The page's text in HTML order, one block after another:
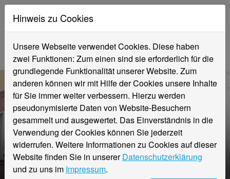
Prof. Dr. Beate Küpper
Gruppen und Konfliktsituationen
Hinweis zu Cookies
Unsere Webseite verwendet Cookies. Diese haben
zwei Funktionen: Zum einen sind sie erforderlich für die
grundlegende Funktionalität unserer Website. Zum
anderen können wir mit Hilfe der Cookies unsere Inhalte
für Sie immer weiter verbessern. Hierzu werden
pseudonymisierte Daten von Website-Besuchern
gesammelt und ausgewertet. Das Einverständnis in die
Verwendung der Cookies können Sie jederzeit
widerrufen. Weitere Informationen zu Cookies auf dieser
Website finden Sie in unsererDatenschutzerklärung
und zu uns im Impressum.